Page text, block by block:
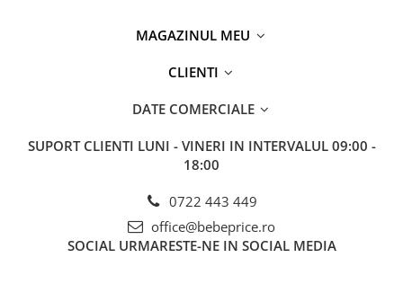
MAGAZINUL MEU
CLIENTI
DATE COMERCIALE
SUPORT CLIENTI LUNI - VINERI IN INTERVALUL 09:00 -
18:00
0722 443 449
office@bebeprice.ro
SOCIAL URMARESTE-NE IN SOCIAL MEDIA